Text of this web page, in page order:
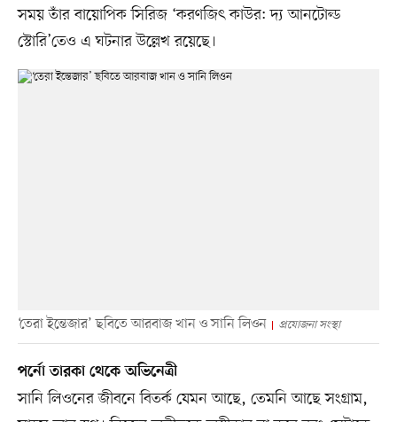
সময় তাঁর বায়োপিক সিরিজ ‘করণজিৎ কাউর: দ্য আনটোল্ড
স্টোরি’তেও এ ঘটনার উল্লেখ রয়েছে।
‘তেরা ইন্তেজার’ ছবিতে আরবাজ খান ও সানি লিওন প্রযোজনা সংস্থা
পর্নো তারকা থেকে অভিনেত্রী
সানি লিওনের জীবনে বিতর্ক যেমন আছে, তেমনি আছে সংগ্রাম,